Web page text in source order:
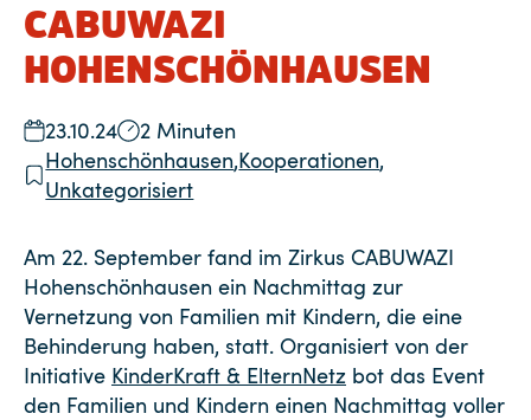
CABUWAZI
HOHENSCHÖNHAUSEN
23.10.24
2 Minuten
Hohenschönhausen,Kooperationen,
Unkategorisiert
Am 22. September fand im Zirkus CABUWAZI
Hohenschönhausen ein Nachmittag zur
Vernetzung von Familien mit Kindern, die eine
Behinderung haben, statt. Organisiert von der
Initiative KinderKraft & ElternNetz bot das Event
den Familien und Kindern einen Nachmittag voller